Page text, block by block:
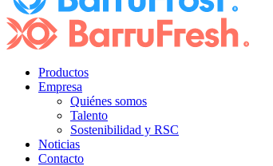
Productos
Empresa
Quiénes somos
Talento
Sostenibilidad y RSC
Noticias
Contacto